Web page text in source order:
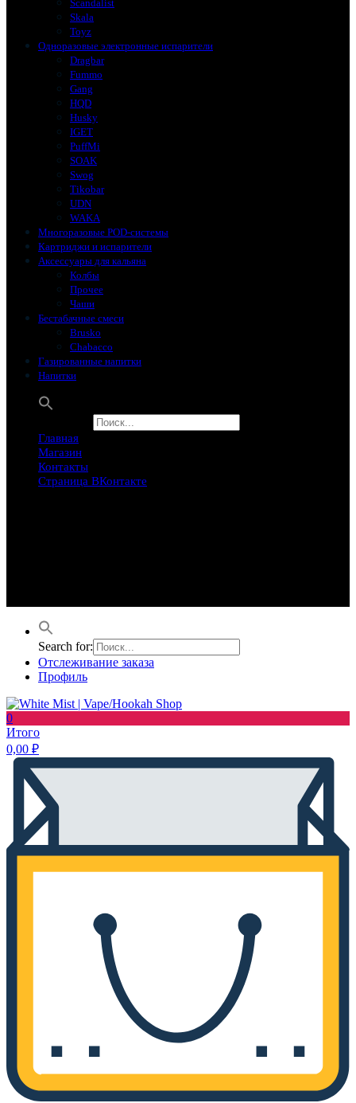
Scandalist
Skala
Toyz
Одноразовые электронные испарители
Dragbar
Fummo
Gang
HQD
Husky
IGET
PuffMi
SOAK
Swog
Tikobar
UDN
WAKA
Многоразовые POD-системы
Картриджи и испарители
Аксессуары для кальяна
Колбы
Прочее
Чаши
Бестабачные смеси
Brusko
Chabacco
Газированные напитки
Напитки
Главная
Магазин
Контакты
Страница ВКонтакте
Search for:
Отслеживание заказа
Профиль
0
Итого
0,00 ₽